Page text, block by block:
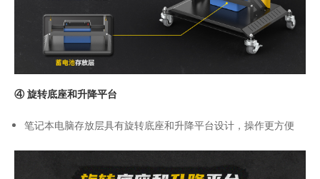
④ 旋转底座和升降平台
笔记本电脑存放层具有旋转底座和升降平台设计，操作更方便